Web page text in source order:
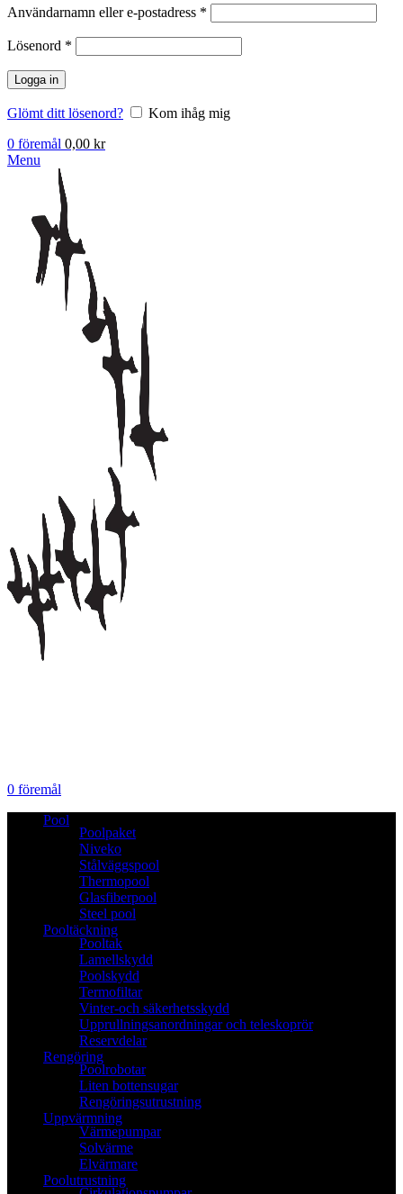
Användarnamn eller e-postadress *
Lösenord *
Logga in
Glömt ditt lösenord?
Kom ihåg mig
0 föremål 0,00 kr
Menu
0 föremål
Pool
Poolpaket
Niveko
Stålväggspool
Thermopool
Glasfiberpool
Steel pool
Pooltäckning
Pooltak
Lamellskydd
Poolskydd
Termofiltar
Vinter-och säkerhetsskydd
Upprullningsanordningar och teleskoprör
Reservdelar
Rengöring
Poolrobotar
Liten bottensugar
Rengöringsutrustning
Uppvärmning
Värmepumpar
Solvärme
Elvärmare
Poolutrustning